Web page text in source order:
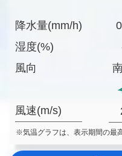
降水量(mm/h)
湿度(%)
風向
風速(m/s)
※気温グラフは、表示期間の最